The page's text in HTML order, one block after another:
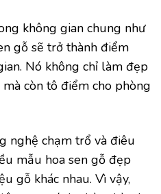
không gian chung như
gỗ sẽ trở thành điểm
Nó không chỉ làm đẹp
còn tô điểm cho phòng
nghệ chạm trổ và điêu
mẫu hoa sen gỗ đẹp
gỗ khác nhau. Vì vậy,